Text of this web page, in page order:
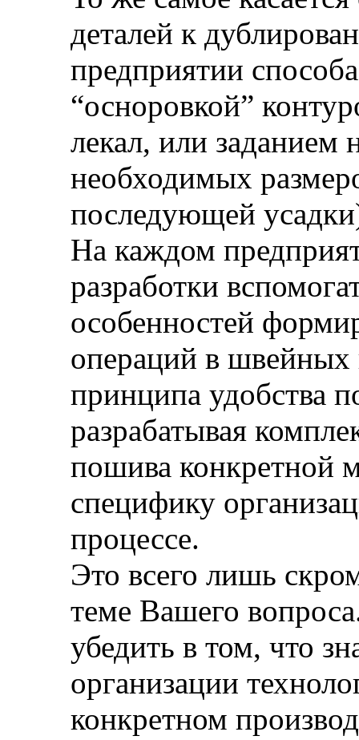
деталей к
предприятии
“осноровкой”
лекал, или заданием
необходимых
последующей
На каждом
разработки
особенностей
операций в швейных
принципа удобства
разрабатывая
пошива конкретной
специфику
процессе.
Это всего лишь
теме Вашего
убедить в том, что
организации
конкретном